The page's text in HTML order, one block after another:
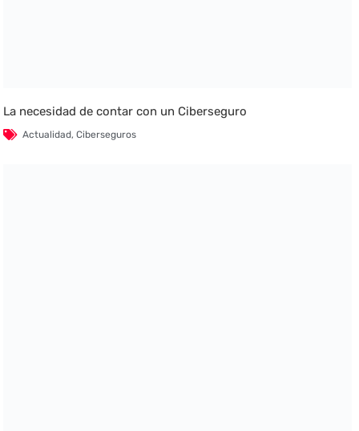
La necesidad de contar con un Ciberseguro
Actualidad,Ciberseguros